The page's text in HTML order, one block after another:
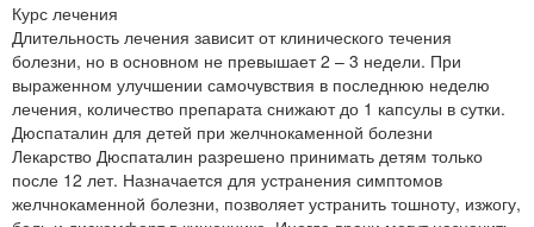
Курс лечения
Длительность лечения зависит от клинического течения
болезни, но в основном не превышает 2 – 3 недели. При
выраженном улучшении самочувствия в последнюю неделю
лечения, количество препарата снижают до 1 капсулы в сутки.
Дюспаталин для детей при желчнокаменной болезни
Лекарство Дюспаталин разрешено принимать детям только
после 12 лет. Назначается для устранения симптомов
желчнокаменной болезни, позволяет устранить тошноту, изжогу,